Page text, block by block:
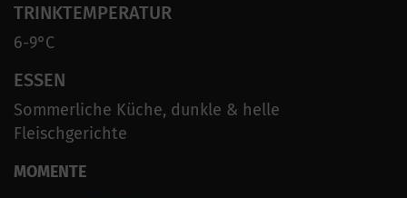
TRINKTEMPERATUR
6-9°C
ESSEN
Sommerliche Küche, dunkle & helle
Fleischgerichte
MOMENTE